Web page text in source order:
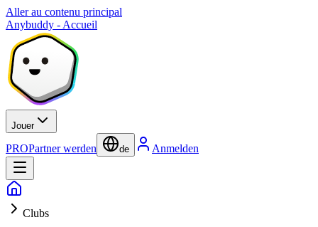
Aller au contenu principal
Anybuddy - Accueil
Jouer
PROPartner werden de Anmelden
Clubs